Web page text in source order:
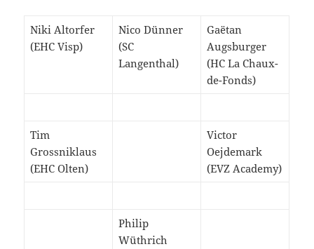
Niki Altorfer
(EHC Visp)
Nico Dünner
(SC
Langenthal)
Gaëtan
Augsburger
(HC La Chaux-
de-Fonds)
Tim
Grossniklaus
(EHC Olten)
Victor
Oejdemark
(EVZ Academy)
Philip
Wüthrich